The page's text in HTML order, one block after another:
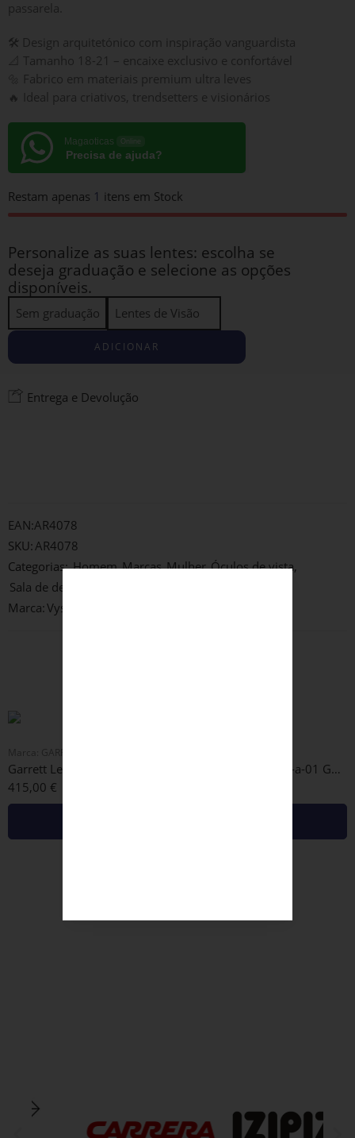
passarela.
🛠️ Design arquitetónico com inspiração vanguardista
📐 Tamanho 18-21 – encaixe exclusivo e confortável
Fabrico em materiais premium ultra leves
🔥
Ideal para criativos, trendsetters e visionários
Magaoticas
Precisa de ajuda?
Restam apenas 1 itens em Stock
Personalize as suas lentes: escolha se
deseja graduação e selecione as opções
disponíveis.
Sem graduação Lentes de Visão
ADICIONAR
Entrega e Devolução
EAN:AR4078
SKU:AR4078
Categorias: Homem,Marcas,Mulher,Óculos de vista,
Sala de design
Marca:Vysen
GARRETT LEIGHT
415,00 €
Dita Mahine Dts437-a-01 Gold